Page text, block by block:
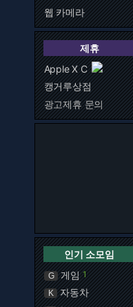
웹 카메라
제휴
Apple X C
캥거루상점
광고제휴 문의
인기 소모임
G 게임 1
K 자동차